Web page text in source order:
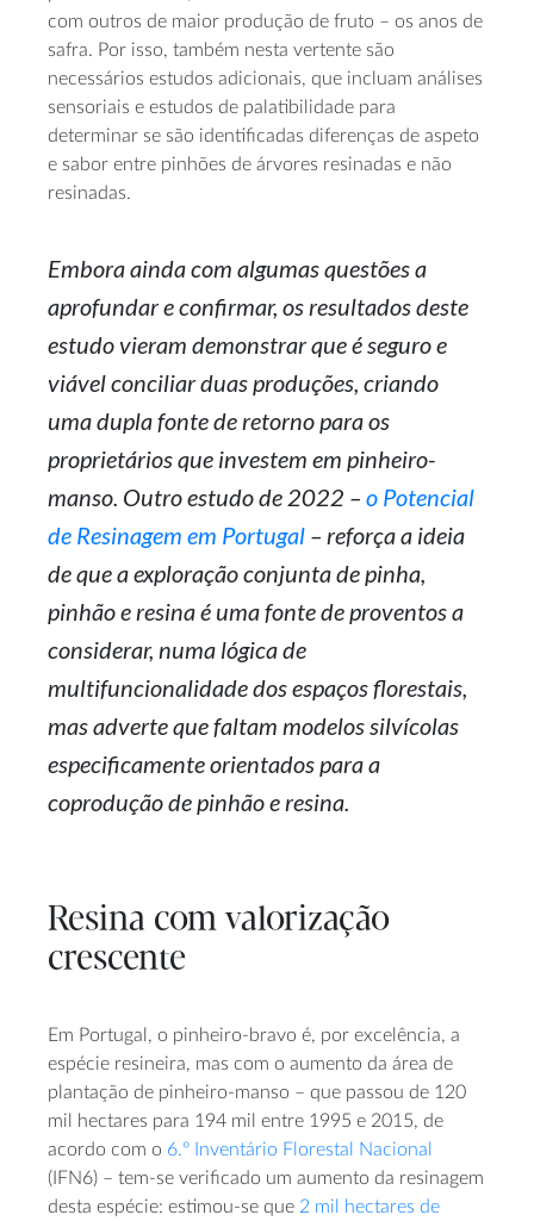
com outros de maior produção de fruto – os anos de
safra. Por isso, também nesta vertente são
necessários estudos adicionais, que incluam análises
sensoriais e estudos de palatibilidade para
determinar se são identificadas diferenças de aspeto
e sabor entre pinhões de árvores resinadas e não
resinadas.
Embora ainda com algumas questões a
aprofundar e confirmar, os resultados deste
estudo vieram demonstrar que é seguro e
viável conciliar duas produções, criando
uma dupla fonte de retorno para os
proprietários que investem em pinheiro-
manso. Outro estudo de 2022 – o Potencial
de Resinagem em Portugal – reforça a ideia
de que a exploração conjunta de pinha,
pinhão e resina é uma fonte de proventos a
considerar, numa lógica de
multifuncionalidade dos espaços florestais,
mas adverte que faltam modelos silvícolas
especificamente orientados para a
coprodução de pinhão e resina.
Resina com valorização
crescente
Em Portugal, o pinheiro-bravo é, por excelência, a
espécie resineira, mas com o aumento da área de
plantação de pinheiro-manso – que passou de 120
mil hectares para 194 mil entre 1995 e 2015, de
acordo com o 6.º Inventário Florestal Nacional
(IFN6) – tem-se verificado um aumento da resinagem
desta espécie: estimou-se que 2 mil hectares de